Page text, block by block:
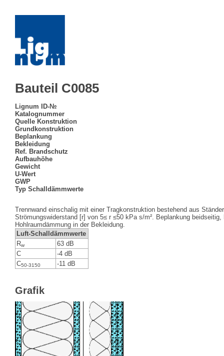
Bauteil C0085
Lignum ID-№
Katalognummer
Quelle Konstruktion
Grundkonstruktion
Beplankung
Bekleidung
Ref. Brandschutz
Aufbauhöhe
Gewicht
U-Wert
GWP
Typ Schalldämmwerte
Trennwand einschalig mit einer Tragkonstruktion bestehend aus
Strömungswiderstand [r] von 5≤ r ≤50 kPa s/m². Beplankung
Hohlraumdämmung in der Bekleidung.
Luft-Schalldämmwerte
Rw
63 dB
C
-4 dB
C50-3150 -11 dB
Grafik